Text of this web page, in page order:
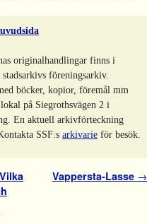
originalhandlingar finns i
föreningsarkiv.
böcker, kopior, föremål mm
på Siegrothsvägen 2 i
En aktuell arkivförteckning
SSF:sarkivarie för besök.
Vappersta-Lasse →